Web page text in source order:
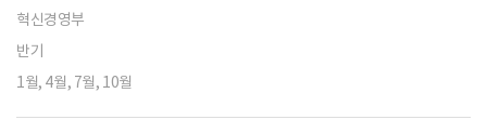
혁신경영부
반기
1월, 4월, 7월, 10월